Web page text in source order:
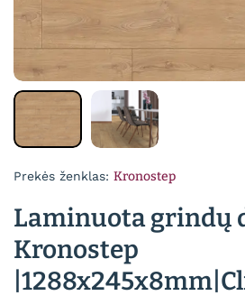
Prekės ženklas: Kronostep
Laminuota grindų
Kronostep